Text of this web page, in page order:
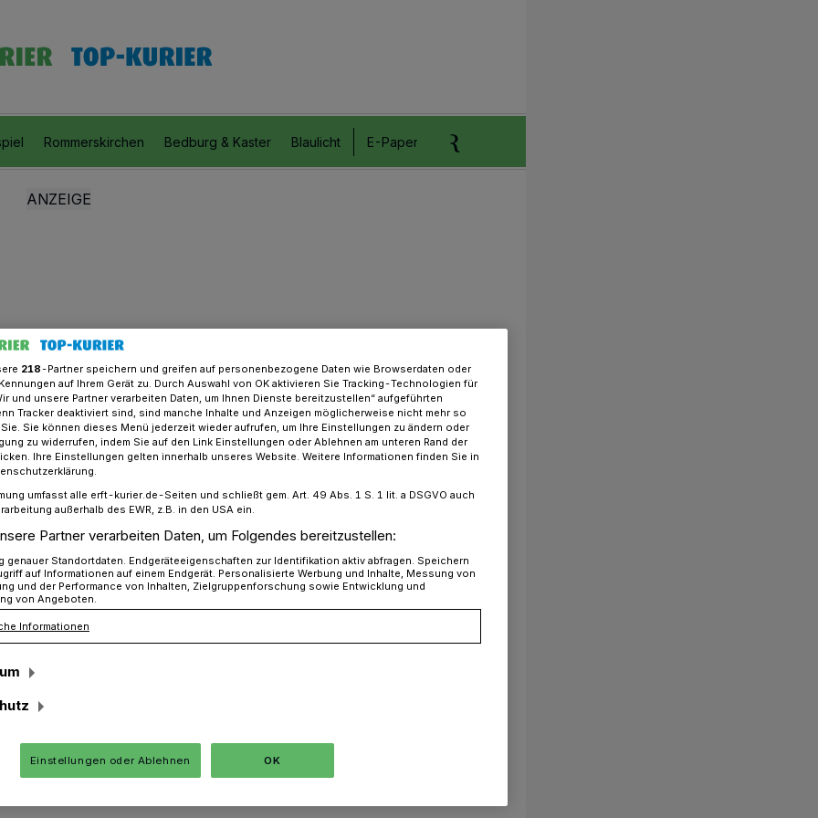
Rommerskirchen Bedburg & Kaster Blaulicht E-Paper Anzeigen aufgeben
Fußballschule für Nachwuchs-Fußballer
beim SV Otzenrath
Ex-Profi
Co.
Highlight haben für 81
fünf bis 16 Jahren in Otzenrath die
bis 16. April machte Thomas
Mal mit seiner Fußballschule Halt
218-Partner speichern und greifen auf personenbezogene Daten wie Browserdaten oder
auf Ihrem Gerät zu. Durch Auswahl von OK aktivieren Sie Tracking-Technologien für
und unsere Partner verarbeiten Daten, um Ihnen Dienste bereitzustellen“ aufgeführten
Tracker deaktiviert sind, sind manche Inhalte und Anzeigen möglicherweise nicht mehr so
Sie können dieses Menü jederzeit wieder aufrufen, um Ihre Einstellungen zu ändern oder
zu widerrufen, indem Sie auf den Link Einstellungen oder Ablehnen am unteren Rand der
Ihre Einstellungen gelten innerhalb unseres Website. Weitere Informationen finden Sie in
umfasst alle erft-kurier.de-Seiten und schließt gem. Art. 49 Abs. 1 S. 1 lit. a DSGVO auch
außerhalb des EWR, z.B. in den USA ein.
Partner verarbeiten Daten, um Folgendes bereitzustellen:
genauer Standortdaten. Endgeräteeigenschaften zur Identifikation aktiv abfragen. Speichern
auf Informationen auf einem Endgerät. Personalisierte Werbung und Inhalte, Messung von
und der Performance von Inhalten, Zielgruppenforschung sowie Entwicklung und
von Angeboten.
Informationen
Einstellungen oder Ablehnen OK